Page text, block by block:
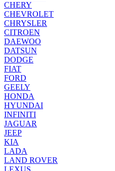
CHERY
CHEVROLET
CHRYSLER
CITROEN
DAEWOO
DATSUN
DODGE
FIAT
FORD
GEELY
HONDA
HYUNDAI
INFINITI
JAGUAR
JEEP
KIA
LADA
LAND ROVER
LEXUS